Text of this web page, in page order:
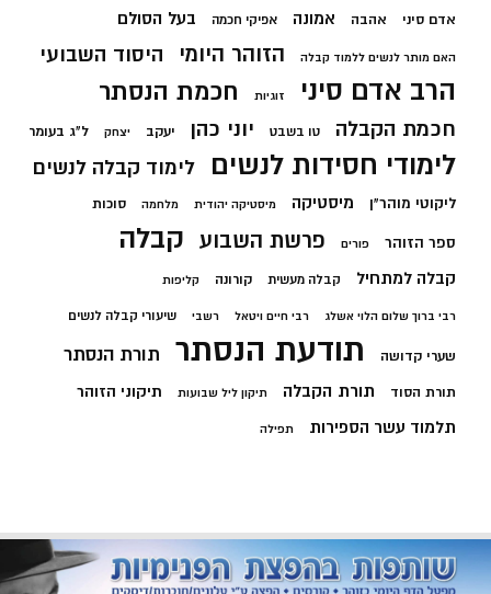
אדם סיני אהבה אמונה אפיקי חכמה בעל הסולם
האם מותר לנשים ללמוד קבלה הזוהר היומי היסוד השבועי
הרב אדם סיני זוגיות חכמת הנסתר
חכמת הקבלה טו בשבט יוני כהן יעקב יצחק ל"ג בעומר
לימודי חסידות לנשים לימוד קבלה לנשים
ליקוטי מוהר"ן מיסטיקה מיסטיקה יהודית מלחמה סוכות
ספר הזוהר פורים פרשת השבוע קבלה
קבלה למתחיל קבלה מעשית קורונה קליפות
רבי ברוך שלום הלוי אשלג רבי חיים ויטאל רשבי שיעורי קבלה לנשים
שערי קדושה תודעת הנסתר תורת הנסתר
תורת הסוד תורת הקבלה תיקון ליל שבועות תיקוני הזוהר
תלמוד עשר הספירות תפילה